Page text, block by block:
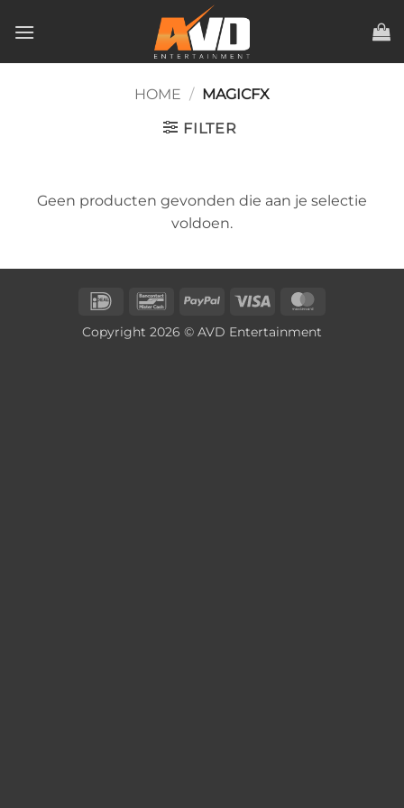
naar
HOME / MAGICFX
FILTER
Geen producten gevonden die aan je selectie
voldoen.
IDeal BancontactPayPal Visa
Copyright 2026 © AVD Entertainment